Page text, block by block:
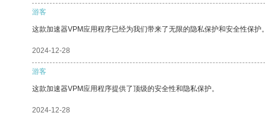
游客
这款加速器VPM应用程序已经为我们带来了无限的隐私保护和安全性保护。
2024-12-28
游客
这款加速器VPM应用程序提供了顶级的安全性和隐私保护。
2024-12-28